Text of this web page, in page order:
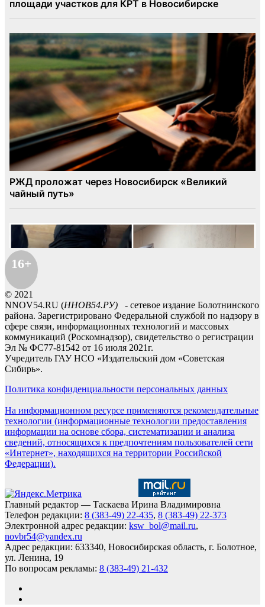
16+
© 2021
NNOV54.RU (ННОВ54.РУ) - сетевое издание Болотнинского
района. Зарегистрировано Федеральной службой по надзору в
сфере связи, информационных технологий и массовых
коммуникаций (Роскомнадзор), свидетельство о регистрации
Эл № ФС77-81542 от 16 июля 2021г.
Учредитель ГАУ НСО «Издательский дом «Советская
Сибирь».
Политика конфиденциальности персональных данных
На информационном ресурсе применяются рекомендательные
технологии (информационные технологии предоставления
информации на основе сбора, систематизации и анализа
сведений, относящихся к предпочтениям пользователей сети
«Интернет», находящихся на территории Российской
Федерации).
Главный редактор — Таскаева Ирина Владимировна
Телефон редакции: 8 (383-49) 22-435, 8 (383-49) 22-373
Электронной адрес редакции: ksw_bol@mail.ru,
novbr54@yandex.ru
Адрес редакции: 633340, Новосибирская область, г. Болотное,
ул. Ленина, 19
По вопросам рекламы: 8 (383-49) 21-432